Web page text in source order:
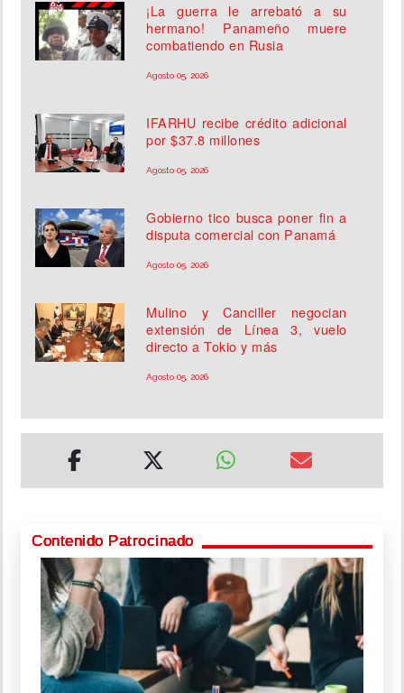
¡La guerra le arrebató a su
hermano! Panameño muere
combatiendo en Rusia
Agosto 05, 2026
IFARHU recibe crédito adicional
por $37.8 millones
Agosto 05, 2026
Gobierno tico busca poner fin a
disputa comercial con Panamá
Agosto 05, 2026
Mulino y Canciller negocian
extensión de Línea 3, vuelo
directo a Tokio y más
Agosto 05, 2026
Contenido Patrocinado